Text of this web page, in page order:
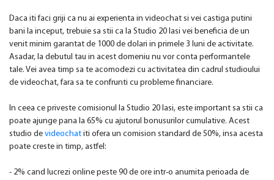
Daca iti faci griji ca nu ai experienta in videochat si vei castiga putini
bani la inceput, trebuie sa stii ca la Studio 20 Iasi vei beneficia de un
venit minim garantat de 1000 de dolari in primele 3 luni de activitate.
Asadar, la debutul tau in acest domeniu nu vor conta performantele
tale. Vei avea timp sa te acomodezi cu activitatea din cadrul studioului
de videochat, fara sa te confrunti cu probleme financiare.
In ceea ce priveste comisionul la Studio 20 Iasi, este important sa stii ca
poate ajunge pana la 65% cu ajutorul bonusurilor cumulative. Acest
studio de videochat iti ofera un comision standard de 50%, insa acesta
poate creste in timp, astfel:
- 2% cand lucrezi online peste 90 de ore intr-o anumita perioada de